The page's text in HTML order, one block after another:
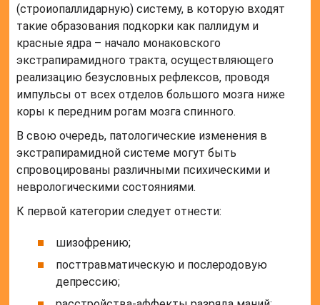
(строиопаллидарную) систему, в которую входят
такие образования подкорки как паллидум и
красные ядра – начало монаковского
экстрапирамидного тракта, осуществляющего
реализацию безусловных рефлексов, проводя
импульсы от всех отделов большого мозга ниже
коры к передним рогам мозга спинного.
В свою очередь, патологические изменения в
экстрапирамидной системе могут быть
спровоцированы различными психическими и
неврологическими состояниями.
К первой категории следует отнести:
шизофрению;
посттравматическую и послеродовую
депрессию;